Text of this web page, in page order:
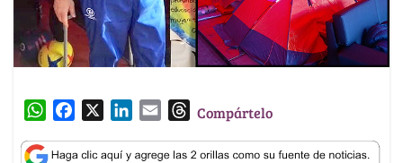
W
a
c
n
a
T
r
Compártelo